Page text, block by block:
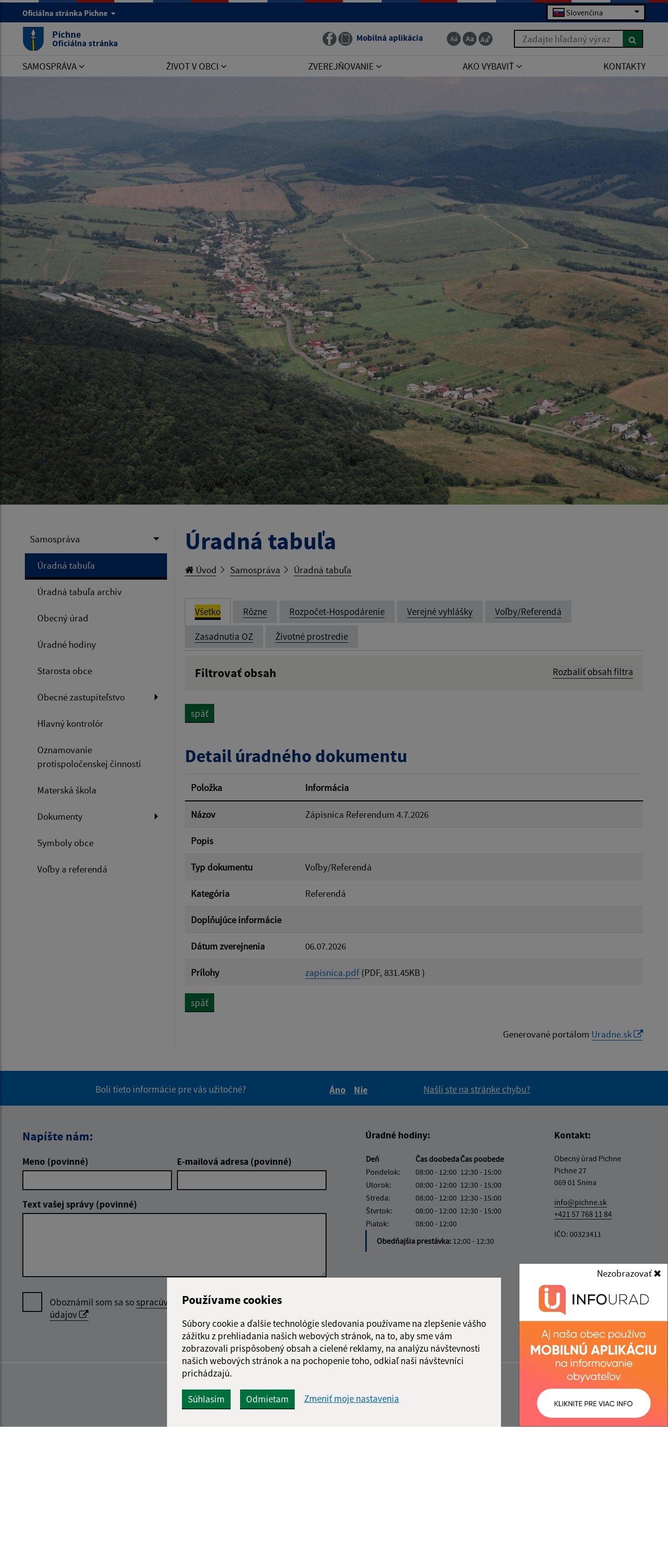
Používame cookies
Súbory cookie a ďalšie technológie sledovania používame na zlepšenie vášho
zážitku z prehliadania našich webových stránok, na to, aby sme vám
zobrazovali prispôsobený obsah a cielené reklamy, na analýzu návštevnosti
našich webových stránok a na pochopenie toho, odkiaľ naši návštevníci
prichádzajú.
Súhlasím Odmietam Zmeniť moje nastavenia
Nezobrazovať
Oficiálna stránka Pichne Slovenčina
Pichne
Oficiálna stránka Mobilná aplikácia Zadajte hľadaný výraz
SAMOSPRÁVA ŽIVOT V OBCI ZVEREJŇOVANIE AKO VYBAVIŤ KONTAKTY
Samospráva
Úradná tabuľa
Úradná tabuľa archív
Obecný úrad
Úradné hodiny
Starosta obce
Obecné zastupiteľstvo
Hlavný kontrolór
Oznamovanie
protispoločenskej činnosti
Materská škola
Dokumenty
Symboly obce
Voľby a referendá
Úradná tabuľa
Úvod Samospráva Úradná tabuľa
Všetko Rôzne Rozpočet-Hospodárenie Verejné vyhlášky Voľby/Referendá
Zasadnutia OZ Životné prostredie
Filtrovať obsah Rozbaliť obsah filtra
Filtrovať
späť
Detail úradného dokumentu
Položka Informácia
Názov Zápisnica Referendum 4.7.2026
Popis
Typ dokumentu Voľby/Referendá
Kategória Referendá
Doplňujúce informácie
Dátum zverejnenia 06.07.2026
Prílohy zapisnica.pdf (PDF, 831.45KB )
späť
Generované portálom Uradne.sk
Boli tieto informácie pre vás užitočné?
Áno
Nie
Našli ste na stránke chybu?
Napíšte nám:
Meno (povinné) E-mailová adresa (povinné)
Text vašej správy (povinné)
Oboznámil som sa sospracúvaním osobných
údajov
Google reCaptcha Response
Odoslať
Úradné hodiny:
Deň Čas doobedaČas poobede
Pondelok:
08:00 - 12:00 12:30 - 15:00
Utorok:
08:00 - 12:00 12:30 - 15:00
Streda:
08:00 - 12:00 12:30 - 15:00
Štvrtok:
08:00 - 12:00 12:30 - 15:00
Piatok:
08:00 - 12:00
Obedňajšia prestávka: 12:00 - 12:30
Kontakt:
Obecný úrad Pichne
Pichne 27
069 01 Snina
info@pichne.sk
+421 57 768 11 84
IČO: 00323411